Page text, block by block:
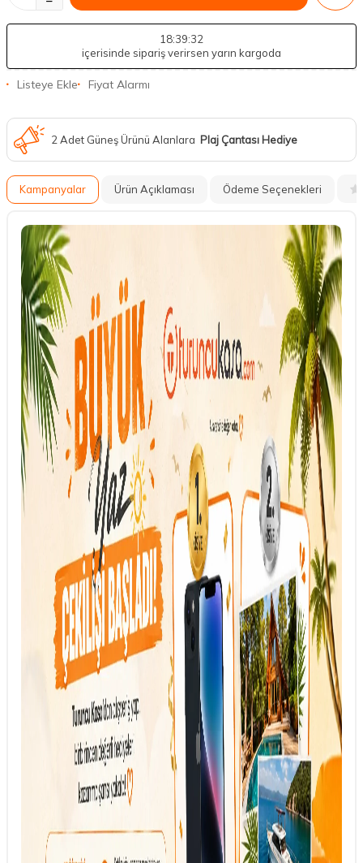
18:39:32
içerisinde sipariş verirsen yarın kargoda
Listeye Ekle Fiyat Alarmı
2 Adet Güneş Ürünü Alanlara Plaj Çantası Hediye
Kampanyalar Ürün Açıklaması Ödeme Seçenekleri